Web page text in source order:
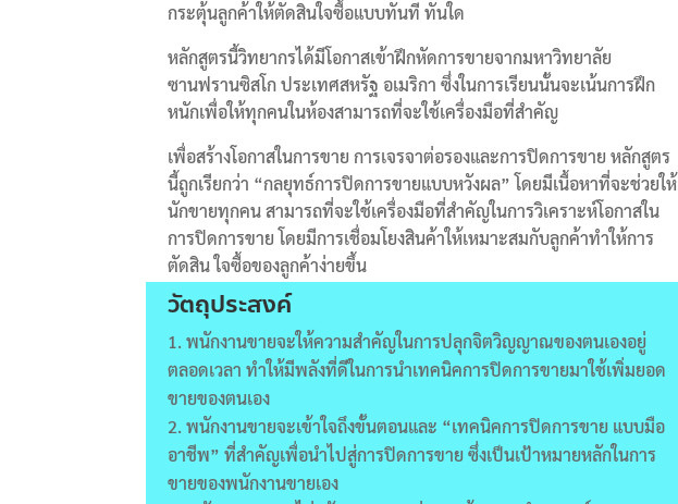
กระตุ้นลูกค้าให้ตัดสินใจซื้อแบบทันที ทันใด
หลักสูตรนี้วิทยากรได้มีโอกาสเข้าฝึกหัดการขายจากมหาวิทยาลัย
ซานฟรานซิสโก ประเทศสหรัฐ อเมริกา ซึ่งในการเรียนนั้นจะเน้นการฝึก
หนักเพื่อให้ทุกคนในห้องสามารถที่จะใช้เครื่องมือที่สำคัญ
เพื่อสร้างโอกาสในการขาย การเจรจาต่อรองและการปิดการขาย หลักสูตร
นี้ถูกเรียกว่า “กลยุทธ์การปิดการขายแบบหวังผล”โดยมีเนื้อหาที่จะช่วยให้
นักขายทุกคน สามารถที่จะใช้เครื่องมือที่สำคัญในการวิเคราะห์โอกาสใน
การปิดการขาย โดยมีการเชื่อมโยงสินค้าให้เหมาะสมกับลูกค้าทำให้การ
ตัดสิน ใจซื้อของลูกค้าง่ายขึ้น
วัตถุประสงค์
พนักงานขายจะให้ความสำคัญในการปลุกจิตวิญญาณของตนเองอยู่
ตลอดเวลา ทำให้มีพลังที่ดีในการนำเทคนิคการปิดการขายมาใช้เพิ่มยอด
ขายของตนเอง
พนักงานขายจะเข้าใจถึงขั้นตอนและ “เทคนิคการปิดการขาย แบบมือ
อาชีพ” ที่สำคัญเพื่อนำไปสู่การปิดการขาย ซึ่งเป็นเป้าหมายหลักในการ
ขายของพนักงานขายเอง